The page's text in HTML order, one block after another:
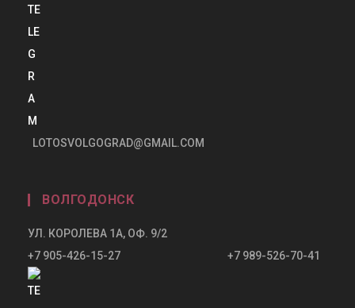
LOTOSVOLGOGRAD@GMAIL.COM
ВОЛГОДОНСК
УЛ. КОРОЛЕВА 1А, ОФ. 9/2
+7 905-426-15-27 +7 989-526-70-41